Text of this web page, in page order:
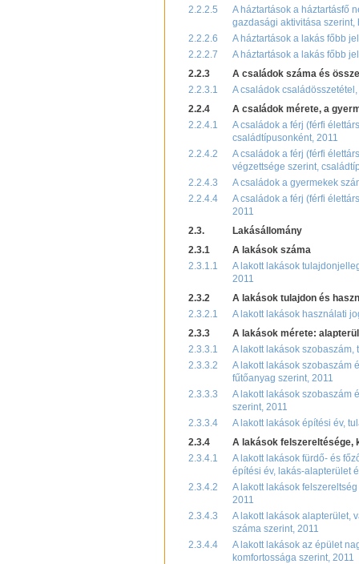
2.2.2.5
A háztartások a háztartásfő
gazdasági aktivitása szerint,
2.2.2.6
A háztartások a lakás főbb
2.2.2.7
A háztartások a lakás főbb
2.2.3
A családok száma és
2.2.3.1
A családok
2.2.4
A családok mérete, a
2.2.4.1
A családok a férj (férfi
családtípusonként, 2011
2.2.4.2
A családok a férj (férfi
végzettsége szerint,
2.2.4.3
A családok a gyermekek
2.2.4.4
A családok a férj (férfi
2011
2.3.
Lakásállomány
2.3.1
A lakások száma
2.3.1.1
A lakott lakások
2011
2.3.2
A lakások tulajdon és
2.3.2.1
A lakott lakások használati
2.3.3
A lakások mérete:
2.3.3.1
A lakott lakások
2.3.3.2
A lakott lakások szobaszám
fűtőanyag szerint, 2011
2.3.3.3
A lakott lakások szobaszám
szerint, 2011
2.3.3.4
A lakott lakások építési év,
2.3.4
A lakások felszereltésége,
2.3.4.1
A lakott lakások fürdő- és
építési év, lakás-alapterület
2.3.4.2
A lakott lakások
2011
2.3.4.3
A lakott lakások alapterület,
száma szerint, 2011
2.3.4.4
A lakott lakások az épület
komfortossága szerint, 2011